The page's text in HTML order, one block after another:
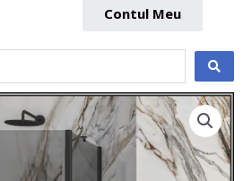
Contul Meu